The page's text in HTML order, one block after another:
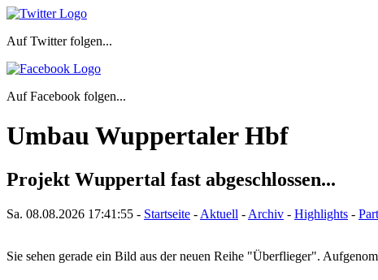
Auf Twitter folgen...
Auf Facebook folgen...
Umbau Wuppertaler Hbf
Projekt Wuppertal fast abgeschlossen...
Sa. 08.08.2026 17:41:55 - Startseite - Aktuell - Archiv - Highlights -
Sie sehen gerade ein Bild aus der neuen Reihe "Überflieger".